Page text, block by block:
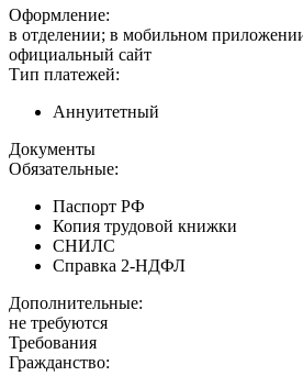
Оформление:
в отделении; в мобильном
официальный сайт
Тип платежей:
Аннуитетный
Документы
Обязательные:
Паспорт РФ
Копия трудовой книжки
СНИЛС
Справка 2-НДФЛ
Дополнительные:
не требуются
Требования
Гражданство: